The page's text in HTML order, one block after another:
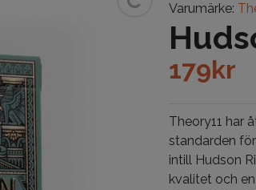
Varumärke:
179kr
Theory11 har
standarden
intill Hudson
kvalitet och